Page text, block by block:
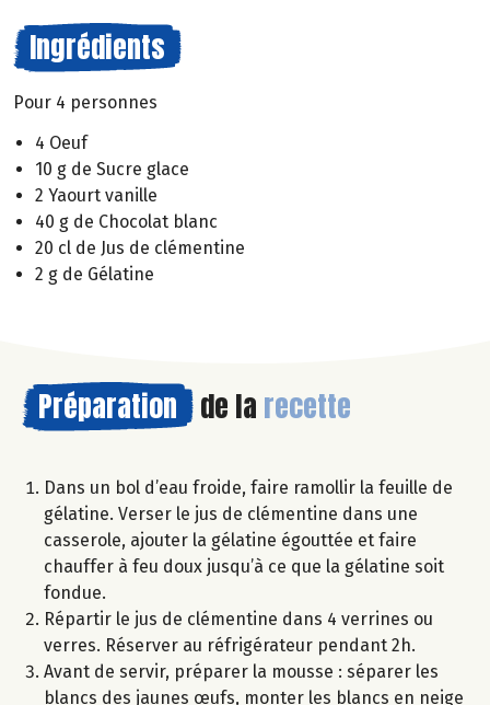
Ingrédients
Pour 4 personnes
4 Oeuf
10 g de Sucre glace
2 Yaourt vanille
40 g de Chocolat blanc
20 cl de Jus de clémentine
2 g de Gélatine
Préparation de la recette
Dans un bol d’eau froide, faire ramollir la feuille de
gélatine. Verser le jus de clémentine dans une
casserole, ajouter la gélatine égouttée et faire
chauffer à feu doux jusqu’à ce que la gélatine soit
fondue.
Répartir le jus de clémentine dans 4 verrines ou
verres. Réserver au réfrigérateur pendant 2h.
Avant de servir, préparer la mousse : séparer les
blancs des jaunes œufs, monter les blancs en neige